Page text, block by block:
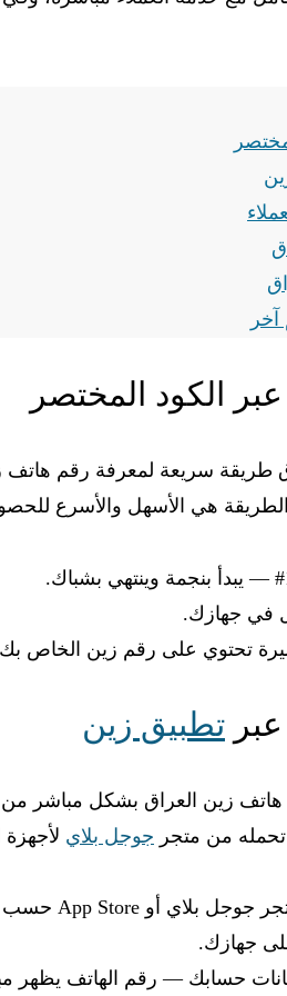
الكود المختصر
طريقة سريعة لمعرفة رقم
الطريقة هي الأسهل والأسرع
تطبيق زين
هاتف زين العراق بشكل مباشر
من متجر جوجل بلاي لأجهزة